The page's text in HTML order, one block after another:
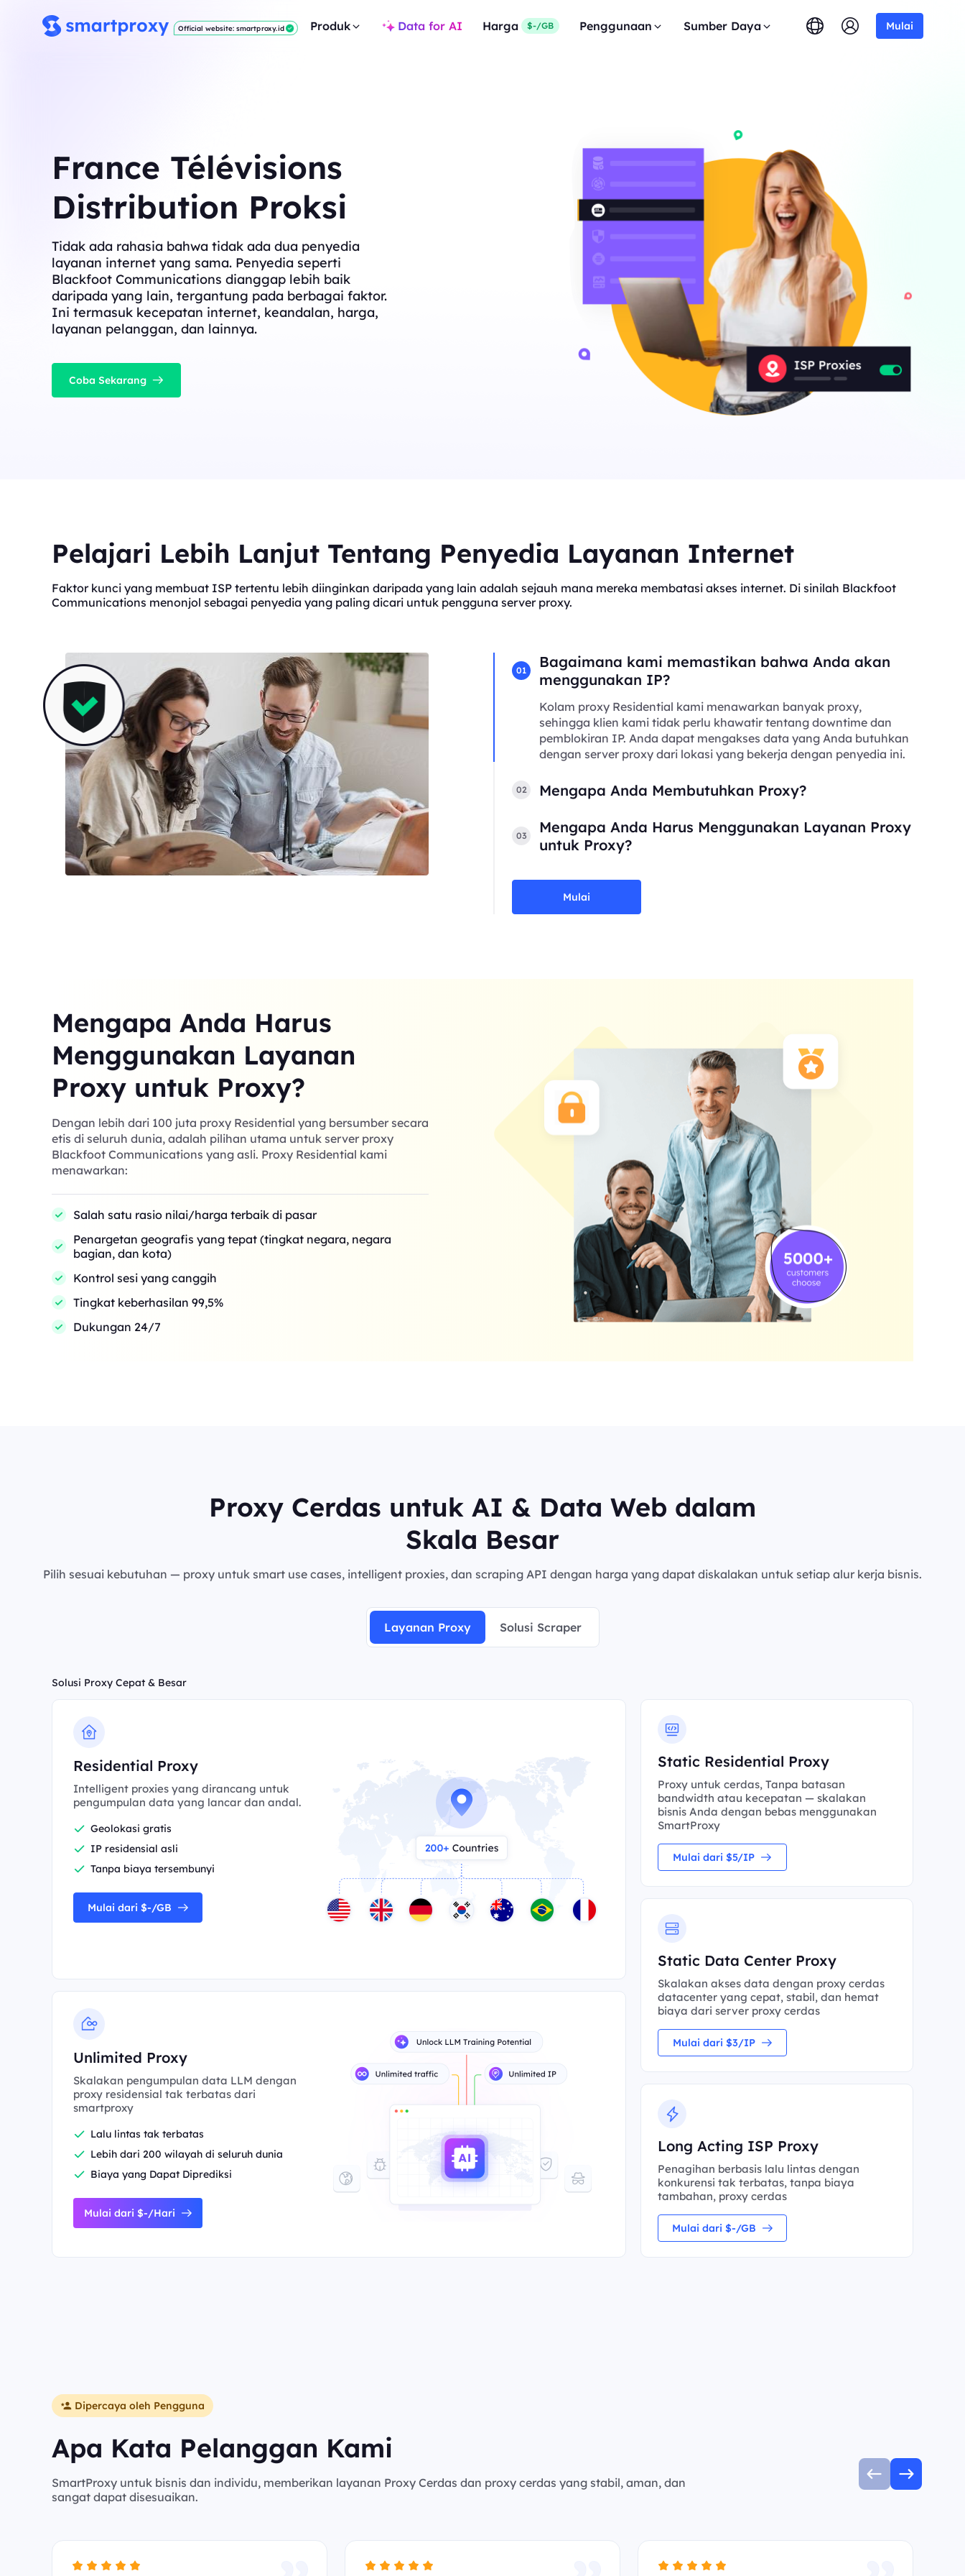
Official website: smartproxy.id Produk Data for AI Harga $-/GB Penggunaan Sumber Daya Mulai
France Télévisions
Distribution Proksi
Tidak ada rahasia bahwa tidak ada dua penyedia
layanan internet yang sama. Penyedia seperti
Blackfoot Communications dianggap lebih baik
daripada yang lain, tergantung pada berbagai faktor.
Ini termasuk kecepatan internet, keandalan, harga,
layanan pelanggan, dan lainnya.
Coba Sekarang
Pelajari Lebih Lanjut Tentang Penyedia Layanan Internet
Faktor kunci yang membuat ISP tertentu lebih diinginkan daripada yang lain adalah sejauh mana mereka membatasi akses internet. Di sinilah Blackfoot
Communications menonjol sebagai penyedia yang paling dicari untuk pengguna server proxy.
01
Bagaimana kami memastikan bahwa Anda akan
menggunakan IP?
Kolam proxy Residential kami menawarkan banyak proxy,
sehingga klien kami tidak perlu khawatir tentang downtime dan
pemblokiran IP. Anda dapat mengakses data yang Anda butuhkan
dengan server proxy dari lokasi yang bekerja dengan penyedia ini.
02 Mengapa Anda Membutuhkan Proxy?
03
Mengapa Anda Harus Menggunakan Layanan Proxy
untuk Proxy?
Mulai
Mengapa Anda Harus
Menggunakan Layanan
Proxy untuk Proxy?
Dengan lebih dari 100 juta proxy Residential yang bersumber secara
etis di seluruh dunia, adalah pilihan utama untuk server proxy
Blackfoot Communications yang asli. Proxy Residential kami
menawarkan:
Salah satu rasio nilai/harga terbaik di pasar
Penargetan geografis yang tepat (tingkat negara, negara
bagian, dan kota)
Kontrol sesi yang canggih
Tingkat keberhasilan 99,5%
Dukungan 24/7
Proxy Cerdas untuk AI & Data Web dalam
Skala Besar
Pilih sesuai kebutuhan — proxy untuk smart use cases, intelligent proxies, dan scraping API dengan harga yang dapat diskalakan untuk setiap alur kerja bisnis.
Layanan Proxy Solusi Scraper
Solusi Proxy Cepat & Besar
Residential Proxy
Intelligent proxies yang dirancang untuk
pengumpulan data yang lancar dan andal.
Geolokasi gratis
IP residensial asli
Tanpa biaya tersembunyi
Mulai dari $-/GB
Unlimited Proxy
Skalakan pengumpulan data LLM dengan
proxy residensial tak terbatas dari
smartproxy
Lalu lintas tak terbatas
Lebih dari 200 wilayah di seluruh dunia
Biaya yang Dapat Diprediksi
Mulai dari $-/Hari
Static Residential Proxy
Proxy untuk cerdas, Tanpa batasan
bandwidth atau kecepatan — skalakan
bisnis Anda dengan bebas menggunakan
SmartProxy
Mulai dari $5/IP
Static Data Center Proxy
Skalakan akses data dengan proxy cerdas
datacenter yang cepat, stabil, dan hemat
biaya dari server proxy cerdas
Mulai dari $3/IP
Long Acting ISP Proxy
Penagihan berbasis lalu lintas dengan
konkurensi tak terbatas, tanpa biaya
tambahan, proxy cerdas
Mulai dari $-/GB
Dipercaya oleh Pengguna
Apa Kata Pelanggan Kami
SmartProxy untuk bisnis dan individu, memberikan layanan Proxy Cerdas dan proxy cerdas yang stabil, aman, dan
sangat dapat disesuaikan.